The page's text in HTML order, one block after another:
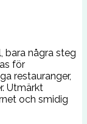
bara några steg
för
restauranger,
Utmärkt
och smidig